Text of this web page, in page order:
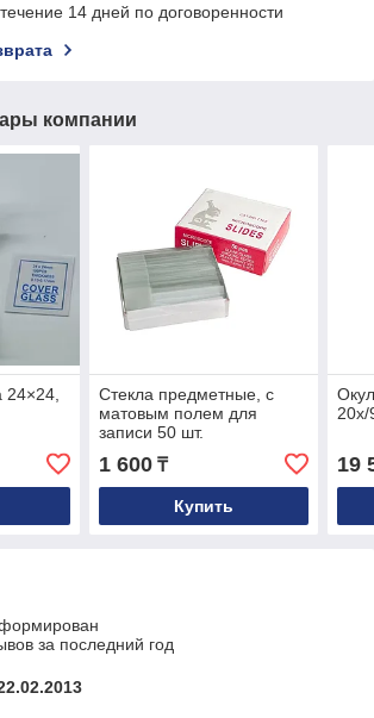
14 дней по договоренности
компании
24×24,
Стекла предметные, с
матовым полем для
записи 50 шт.
1 600₸
Купить
19
за последний год